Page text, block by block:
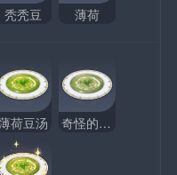
秃秃豆 薄荷
荷豆汤 奇怪的薄荷豆汤